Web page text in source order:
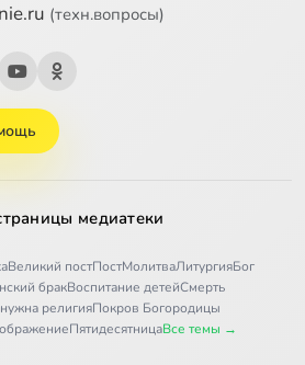
(техн.вопросы)
медиатеки
Великий постПостМолитваЛитургияБог
бракВоспитание детейСмерть
религияПокров Богородицы
ПятидесятницаВсе темы →